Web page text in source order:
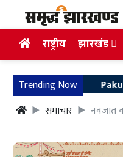
राष्ट्रीय झारखंड
Trending NowPakur
समाचार
नवजात